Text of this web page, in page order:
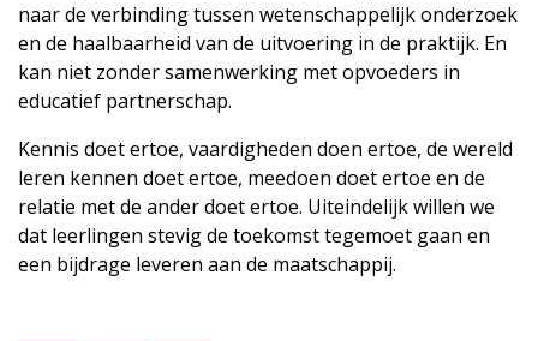
naar de verbinding tussen wetenschappelijk onderzoek
en de haalbaarheid van de uitvoering in de praktijk. En
kan niet zonder samenwerking met opvoeders in
educatief partnerschap.
Kennis doet ertoe, vaardigheden doen ertoe, de wereld
leren kennen doet ertoe, meedoen doet ertoe en de
relatie met de ander doet ertoe. Uiteindelijk willen we
dat leerlingen stevig de toekomst tegemoet gaan en
een bijdrage leveren aan de maatschappij.